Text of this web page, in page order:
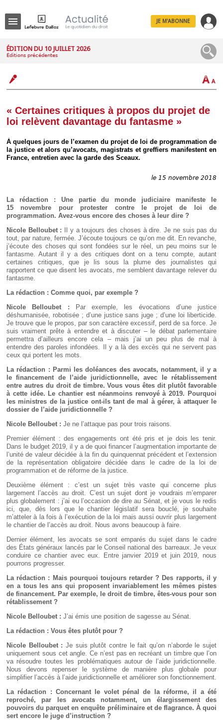
IT
JE M'ABONNE
ÉDITION DU 10 JUILLET 2026
Éditions précédentes
« Certaines critiques à propos du projet de
loi relèvent davantage du fantasme »
À quelques jours de l’examen du projet de loi de programmation de
la justice et alors qu’avocats, magistrats et greffiers manifestent en
France, entretien avec la garde des Sceaux.
le 15 novembre 2018
La rédaction : Une partie du monde judiciaire manifeste le
15 novembre pour protester contre le projet de loi de
programmation. Avez-vous encore des choses à leur dire ?
Nicole Belloubet : Il y a toujours des choses à dire. Je ne suis pas du
tout, par nature, fermée. J’écoute toujours ce qu’on me dit. En revanche,
j’écoute des choses qui sont fondées sur le réel, un peu moins sur le
fantasme. Autant il y a des critiques dont on a tenu compte, autant
certaines critiques, que je lis sous la plume des journalistes qui
rapportent ce que disent les avocats, me semblent davantage relever du
fantasme.
La rédaction : Comme quoi, par exemple ?
Nicole Belloubet :
Par exemple, les évocations d’une justice
déshumanisée, robotisée ; d’une justice sans juge ; d’une loi liberticide.
Je trouve que le propos, par son caractère excessif, perd de sa force. Je
suis vraiment prête à entendre et à discuter – le débat parlementaire
permettra d’ailleurs encore cela – mais j’ai un peu plus de mal à
entendre des paroles infondées. Il y a là des excès qui ne servent pas
ceux qui portent les mots.
La rédaction : Parmi les doléances des avocats, notamment, il y a
le financement de l’aide juridictionnelle, avec le rétablissement
entre autres du droit de timbre. Vous vous êtes dit plutôt favorable
à cette idée. Le chantier est néanmoins renvoyé à 2019. Pourquoi
les ministres de la justice ont-ils tant de mal à gérer, à attaquer le
dossier de l’aide juridictionnelle ?
Nicole Belloubet : Je ne l’attaque pas pour trois raisons.
Premier élément : des engagements ont été pris et je dois les tenir.
Dans le budget 2019, il y a de quoi financer l’augmentation importante de
l’unité de valeur décidée à la fin du quinquennat précédent et l’extension
de la représentation obligatoire décidée dans le cadre de la loi de
programmation et de réforme de la justice.
Deuxième élément : c’est un sujet très vaste qui concerne plus
largement l’accès au droit. C’est un sujet dont je voudrais m’emparer
plus globalement : j’ai eu l’occasion de dire au Sénat, et je vous le redis
ici, que, dès lors que le chantier législatif sera bouclé, je souhaite
m’atteler à la fois à l’exécution de la loi mais aussi ouvrir plus largement
le chantier de l’accès au droit. Nous avons beaucoup à faire.
Dernier élément, les avocats se sont emparés du sujet dans le cadre
des États généraux lancés par le Conseil national des barreaux. Je veux
conduire ce chantier avec eux. Entre janvier 2019 et juin 2019, nous
pourrons progresser.
La rédaction : Mais pourquoi toujours retarder ? Des rapports, il y
en a tous les ans qui proposent invariablement les mêmes pistes
de financement. Par exemple, le droit de timbre, êtes-vous pour son
rétablissement ?
Nicole Belloubet : J’ai émis une position de sagesse au Sénat.
La rédaction : Vous êtes plutôt pour ?
Nicole Belloubet : Je suis plutôt contre le fait qu’on n’aborde le sujet
uniquement sous cet angle. Ce n’est pas en recréant un timbre que l’on
va résoudre toutes les problématiques autour de l’aide juridictionnelle.
Nous devons repenser le système de manière plus globale pour
simplifier l’accès à l’aide juridictionnelle et améliorer son fonctionnement.
La rédaction : Concernant le volet pénal de la réforme, il a été
reproché, par les avocats notamment, un élargissement des
pouvoirs du parquet en enquête préliminaire et de flagrance. À quoi
sert encore le juge d’instruction ?